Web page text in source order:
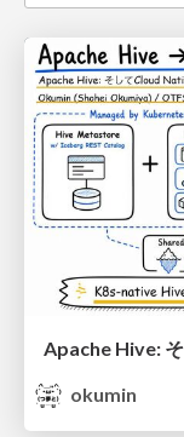
Apache Hive:
okumin